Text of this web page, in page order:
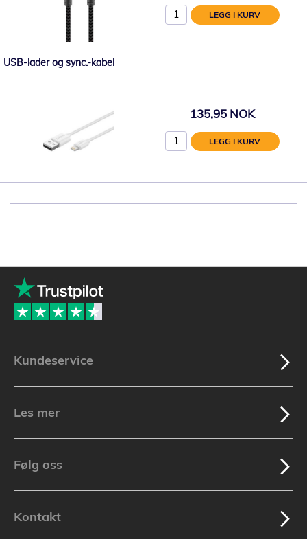
LEGG I KURV
USB-lader og sync.-kabel
135,95 NOK
LEGG I KURV
Kundeservice
Les mer
Følg oss
Kontakt